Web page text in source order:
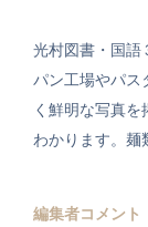
光村図書・国語
パン工場やパス
く鮮明な写真
わかります。麺
編集者コメント